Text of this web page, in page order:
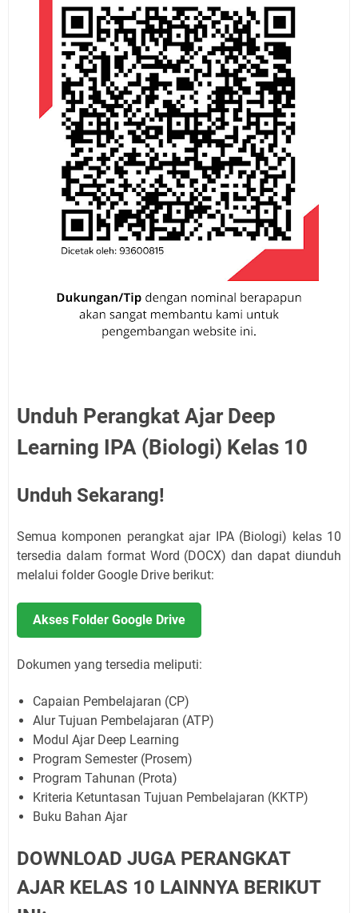
Unduh Perangkat Ajar Deep
Learning IPA (Biologi) Kelas 10
Unduh Sekarang!
Semua komponen perangkat ajar IPA (Biologi) kelas 10
tersedia dalam format Word (DOCX) dan dapat diunduh
melalui folder Google Drive berikut:
Akses Folder Google Drive
Dokumen yang tersedia meliputi:
Capaian Pembelajaran (CP)
Alur Tujuan Pembelajaran (ATP)
Modul Ajar Deep Learning
Program Semester (Prosem)
Program Tahunan (Prota)
Kriteria Ketuntasan Tujuan Pembelajaran (KKTP)
Buku Bahan Ajar
DOWNLOAD JUGA PERANGKAT
AJAR KELAS 10 LAINNYA BERIKUT